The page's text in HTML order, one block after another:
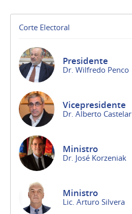
Corte Electoral
Presidente
Dr. Wilfredo Penco
Vicepresidente
Dr. Alberto Castelar
Ministro
Dr. José Korzeniak
Ministro
Lic. Arturo Silvera